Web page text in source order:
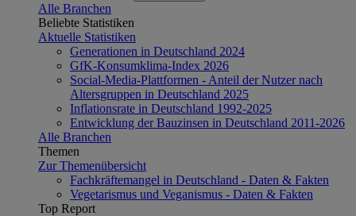
Alle Branchen
Beliebte Statistiken
Aktuelle Statistiken
Generationen in Deutschland 2024
GfK-Konsumklima-Index 2026
Social-Media-Plattformen - Anteil der Nutzer nach
Altersgruppen in Deutschland 2025
Inflationsrate in Deutschland 1992-2025
Entwicklung der Bauzinsen in Deutschland 2011-2026
Alle Branchen
Themen
Zur Themenübersicht
Fachkräftemangel in Deutschland - Daten & Fakten
Vegetarismus und Veganismus - Daten & Fakten
Top Report